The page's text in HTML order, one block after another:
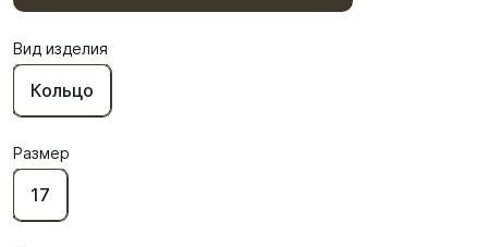
Вид изделия
Кольцо
Размер
17